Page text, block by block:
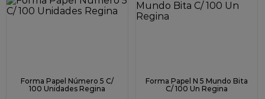
Forma Papel Número 5 C/
100 Unidades Regina
Forma Papel N 5 Mundo Bita
C/ 100 Un Regina